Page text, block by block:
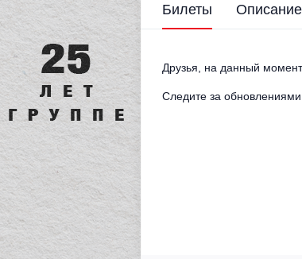
Билеты Описание
Друзья, на данный
Следите за